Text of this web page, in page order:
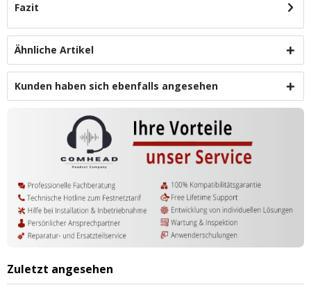
Fazit
Ähnliche Artikel
Kunden haben sich ebenfalls angesehen
Zuletzt angesehen